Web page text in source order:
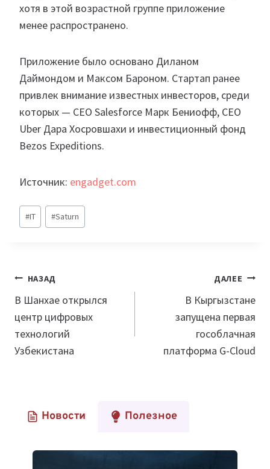
хотя в этой возрастной группе приложение
менее распространено.
Приложение было основано Диланом
Даймондом и Максом Бароном. Стартап ранее
привлек внимание известных инвесторов, среди
которых — CEO Salesforce Марк Бениофф, CEO
Uber Дара Хосровшахи и инвестиционный фонд
Bezos Expeditions.
Источник: engadget.com
Метки
записи:
#IT #Saturn
Навигация
по
записям
НАЗАД
В Шанхае открылся
центр цифровых
технологий
Узбекистана
ДАЛЕЕ
В Кыргызстане
запущена первая
гособлачная
платформа G-Cloud
Новости Полезное